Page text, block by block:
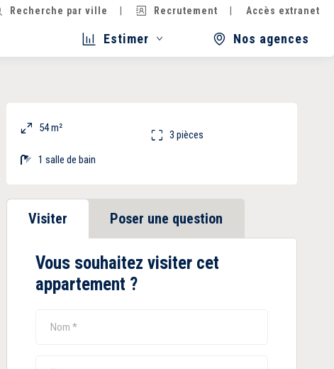
Estimer Nos agences
Recherche par ville Recrutement Accès extranet
54 m²
3 pièces
1 salle de bain
Visiter Poser une question
Vous souhaitez visiter cet
appartement ?